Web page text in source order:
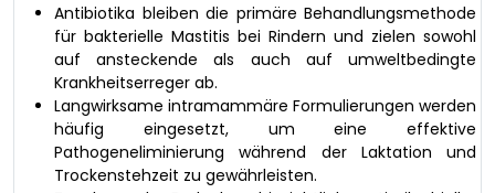
Antibiotika bleiben die primäre Behandlungsmethode
für bakterielle Mastitis bei Rindern und zielen sowohl
auf ansteckende als auch auf umweltbedingte
Krankheitserreger ab.
Langwirksame intramammäre Formulierungen werden
häufig eingesetzt, um eine effektive
Pathogeneliminierung während der Laktation und
Trockenstehzeit zu gewährleisten.